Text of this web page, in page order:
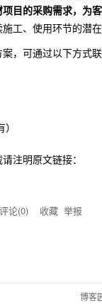
目的采购需求，为
工、使用环节的潜
，可通过以下方式联
注明原文链接：
论(0) 收藏 举报
博客